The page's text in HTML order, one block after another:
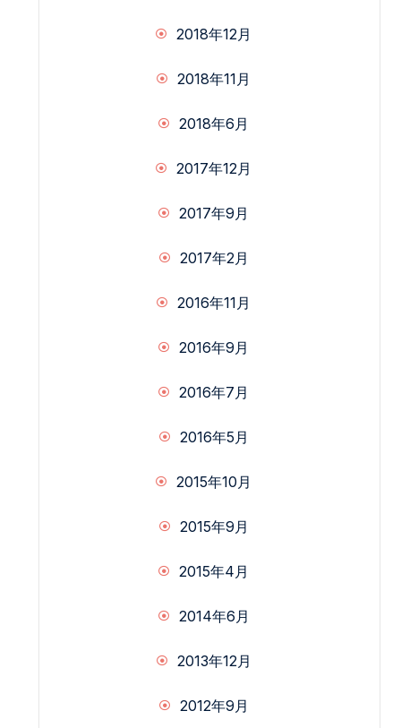
2018年12月
2018年11月
2018年6月
2017年12月
2017年9月
2017年2月
2016年11月
2016年9月
2016年7月
2016年5月
2015年10月
2015年9月
2015年4月
2014年6月
2013年12月
2012年9月